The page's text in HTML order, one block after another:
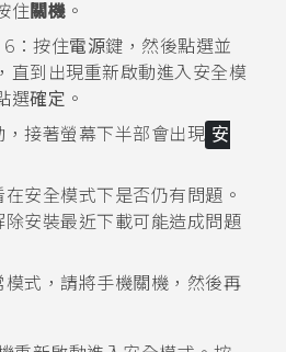
住關機 。
6：按住電源鍵，然後點選並
，直到出現重新啟動進入安全模
選確定 。
，接著螢幕下半部會出現 安
安全模式下是否仍有問題。
安裝最近下載可能造成問題
模式，請將手機關機，然後再